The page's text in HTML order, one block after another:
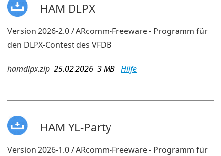
HAM DLPX
Version 2026-2.0 / ARcomm-Freeware - Programm für
den DLPX-Contest des VFDB
hamdlpx.zip 25.02.2026 3 MB Hilfe
HAM YL-Party
Version 2026-1.0 / ARcomm-Freeware - Programm für